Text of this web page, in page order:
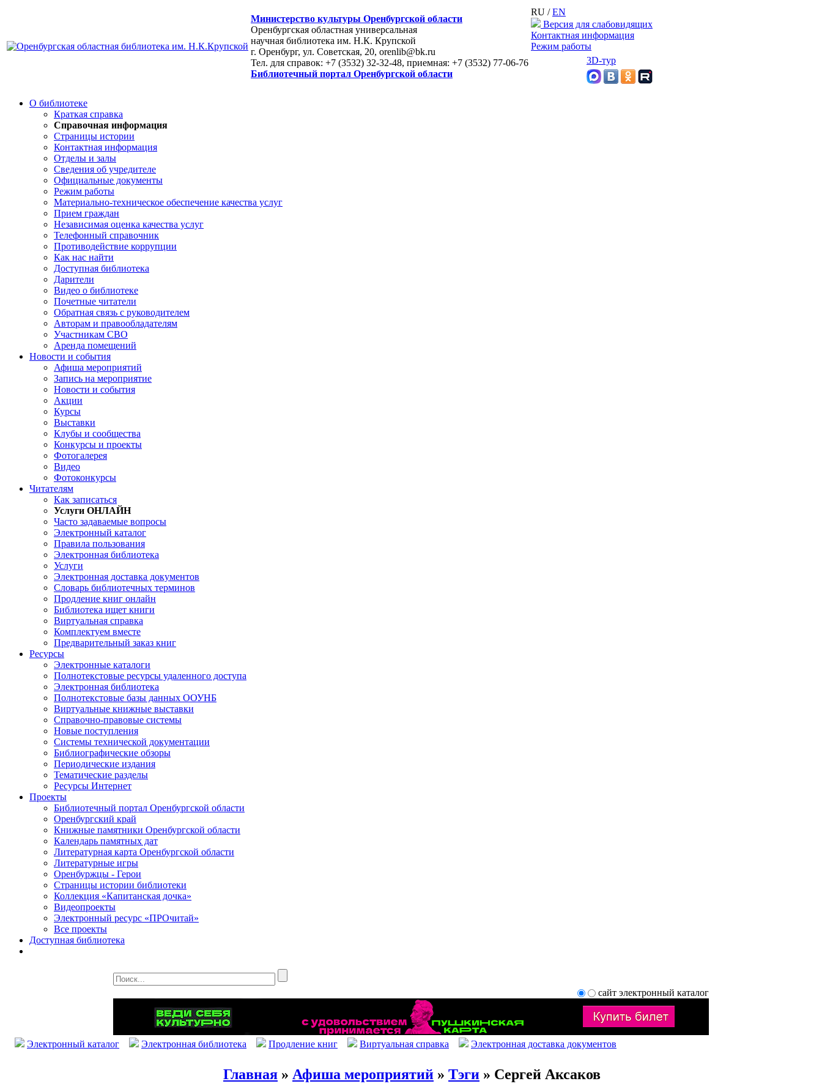
Министерство культуры Оренбургской области
Оренбургская областная универсальная
научная библиотека им. Н.К. Крупской
г. Оренбург, ул. Советская, 20, orenlib@bk.ru
Тел. для справок: +7 (3532) 32-32-48, приемная: +7 (3532) 77-06-76
Библиотечный портал Оренбургской области
RU /EN
Версия для слабовидящих
Контактная информация
Режим работы
3D-тур
О библиотеке
Краткая справка
Справочная информация
Страницы истории
Контактная информация
Отделы и залы
Сведения об учредителе
Официальные документы
Режим работы
Материально-техническое обеспечение качества услуг
Прием граждан
Независимая оценка качества услуг
Телефонный справочник
Противодействие коррупции
Как нас найти
Доступная библиотека
Дарители
Видео о библиотеке
Почетные читатели
Обратная связь с руководителем
Авторам и правообладателям
Участникам СВО
Аренда помещений
Новости и события
Афиша мероприятий
Запись на мероприятие
Новости и события
Акции
Курсы
Выставки
Клубы и сообщества
Конкурсы и проекты
Фотогалерея
Видео
Фотоконкурсы
Читателям
Как записаться
Услуги ОНЛАЙН
Часто задаваемые вопросы
Электронный каталог
Правила пользования
Электронная библиотека
Услуги
Электронная доставка документов
Словарь библиотечных терминов
Продление книг онлайн
Библиотека ищет книги
Виртуальная справка
Комплектуем вместе
Предварительный заказ книг
Ресурсы
Электронные каталоги
Полнотекстовые ресурсы удаленного доступа
Электронная библиотека
Полнотекстовые базы данных ООУНБ
Виртуальные книжные выставки
Справочно-правовые системы
Новые поступления
Cистемы технической документации
Библиографические обзоры
Периодические издания
Тематические разделы
Ресурсы Интернет
Проекты
Библиотечный портал Оренбургской области
Оренбургский край
Книжные памятники Оренбургской области
Календарь памятных дат
Литературная карта Оренбургской области
Литературные игры
Оренбуржцы - Герои
Страницы истории библиотеки
Коллекция «Капитанская дочка»
Видеопроекты
Электронный ресурс «ПРОчитай»
Все проекты
Доступная библиотека
сайт электронный каталог
Электронный каталог Электронная библиотека Продление книг Виртуальная справка Электронная доставка документов
Главная » Афиша мероприятий » Тэги » Сергей Аксаков